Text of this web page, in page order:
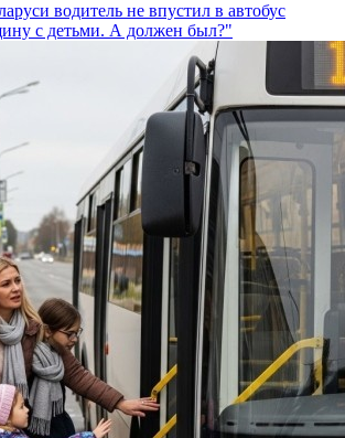
водитель не впустил в автобус
с детьми. А должен был?"